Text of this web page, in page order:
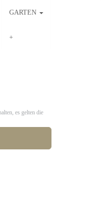
GARTEN
es gelten die